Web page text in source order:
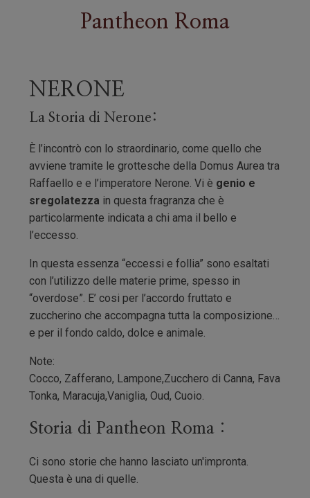
Pantheon Roma
NERONE
La Storia di Nerone:
È l’incontrò con lo straordinario, come quello che
avviene tramite le grottesche della Domus Aurea tra
Raffaello e e l’imperatore Nerone. Vi è genio e
sregolatezza in questa fragranza che è
particolarmente indicata a chi ama il bello e
l’eccesso.
In questa essenza “eccessi e follia” sono esaltati
con l’utilizzo delle materie prime, spesso in
“overdose”. E’ cosi per l’accordo fruttato e
zuccherino che accompagna tutta la composizione…
e per il fondo caldo, dolce e animale.
Note:
Cocco, Zafferano, Lampone,Zucchero di Canna, Fava
Tonka, Maracuja,Vaniglia, Oud, Cuoio.
Storia di Pantheon Roma :
Ci sono storie che hanno lasciato un'impronta.
Questa è una di quelle.